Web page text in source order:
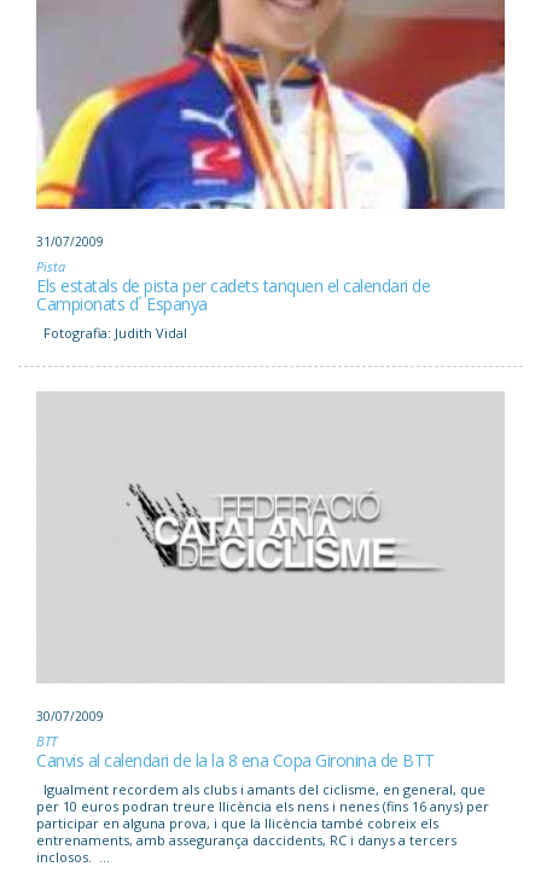
31/07/2009
Pista
Els estatals de pista per cadets tanquen el calendari de
Campionats d´ Espanya
Fotografia: Judith Vidal
30/07/2009
BTT
Canvis al calendari de la la 8 ena Copa Gironina de BTT
Igualment recordem als clubs i amants del ciclisme, en general, que
per 10 euros podran treure llicència els nens i nenes (fins 16 anys) per
participar en alguna prova, i que la llicència també cobreix els
entrenaments, amb assegurança daccidents, RC i danys a tercers
inclosos. ...